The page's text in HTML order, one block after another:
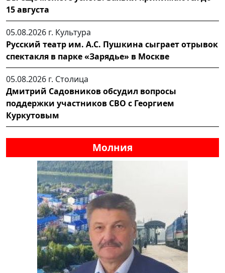
15 августа
05.08.2026 г. Культура
Русский театр им. А.С. Пушкина сыграет отрывок
спектакля в парке «Зарядье» в Москве
05.08.2026 г. Столица
Дмитрий Садовников обсудил вопросы
поддержки участников СВО с Георгием
Куркутовым
Молния